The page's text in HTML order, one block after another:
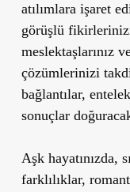
atılımlara işaret
görüşlü
meslektaşlarınız
çözümlerinizi
bağlantılar,
sonuçlar
Aşk hayatınızda,
farklılıklar,